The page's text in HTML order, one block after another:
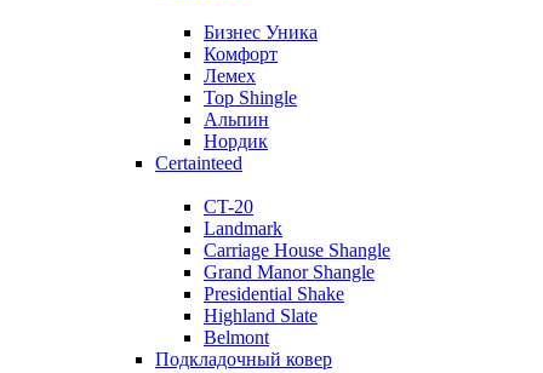
Бизнес Уника
Комфорт
Лемех
Top Shingle
Альпин
Нордик
Certainteed
CT-20
Landmark
Carriage House Shangle
Grand Manor Shangle
Presidential Shake
Highland Slate
Belmont
Подкладочный ковер